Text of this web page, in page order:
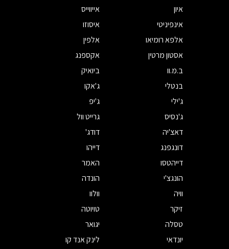
איון
אייווייס
אינפיניטי
איסוזו
אלפא רומיאו
אלפין
אסטון מרטין
אקספנג
ב.מ.וו
ביואיק
בנטלי
ג'אקו
ג'ילי
ג'יפ
ג'נסיס
גרייט וול
דאצ'יה
דודג'
דונגפנג
דייהו
דייהטסו
האמר
הונגצ'י
הונדה
וויה
וולוו
זיקר
טויוטה
טסלה
יגואר
יונדאי
לינק אנד קו